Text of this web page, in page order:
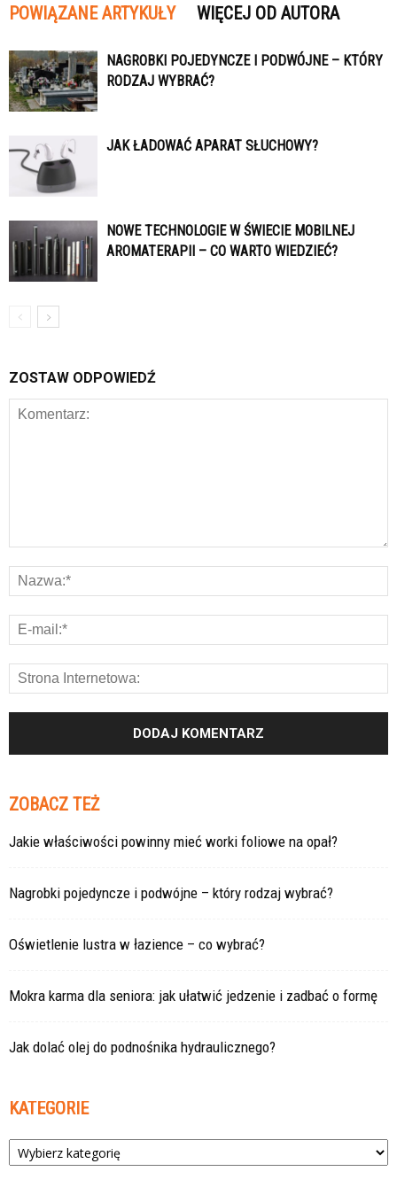
POWIĄZANE ARTYKUŁY WIĘCEJ OD AUTORA
NAGROBKI POJEDYNCZE I PODWÓJNE – KTÓRY
RODZAJ WYBRAĆ?
JAK ŁADOWAĆ APARAT SŁUCHOWY?
NOWE TECHNOLOGIE W ŚWIECIE MOBILNEJ
AROMATERAPII – CO WARTO WIEDZIEĆ?
ZOSTAW ODPOWIEDŹ
ZOBACZ TEŻ
Jakie właściwości powinny mieć worki foliowe na opał?
Nagrobki pojedyncze i podwójne – który rodzaj wybrać?
Oświetlenie lustra w łazience – co wybrać?
Mokra karma dla seniora: jak ułatwić jedzenie i zadbać o formę
Jak dolać olej do podnośnika hydraulicznego?
KATEGORIE
Kategorie